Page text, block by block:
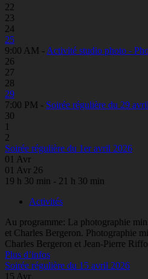
22
23
24
25
9:00 AM - Activité studio photo -
26
27
28
29
7:00 PM - Soirée régulière du 29
30
1
2
Soirée régulière du 1er avril 2026
01 Avr
01 Avr 26
19 h 30 min - 21 h 30 min
Activités
Au programme: La photographie
et Charles Bergeron. Photographie
Charles Bergeron et Jean-Pierre
Plus d’infos
Soirée régulière du 15 avril 2026
15 Avr